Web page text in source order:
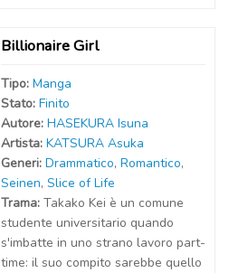
Billionaire Girl
Tipo: Manga
Stato: Finito
Autore: HASEKURA Isuna
Artista: KATSURA Asuka
Generi: Drammatico, Romantico,
Seinen, Slice of Life
Trama: Takako Kei è un comune
studente universitario quando
s'imbatte in uno strano lavoro part-
time: il suo compito sarebbe quello